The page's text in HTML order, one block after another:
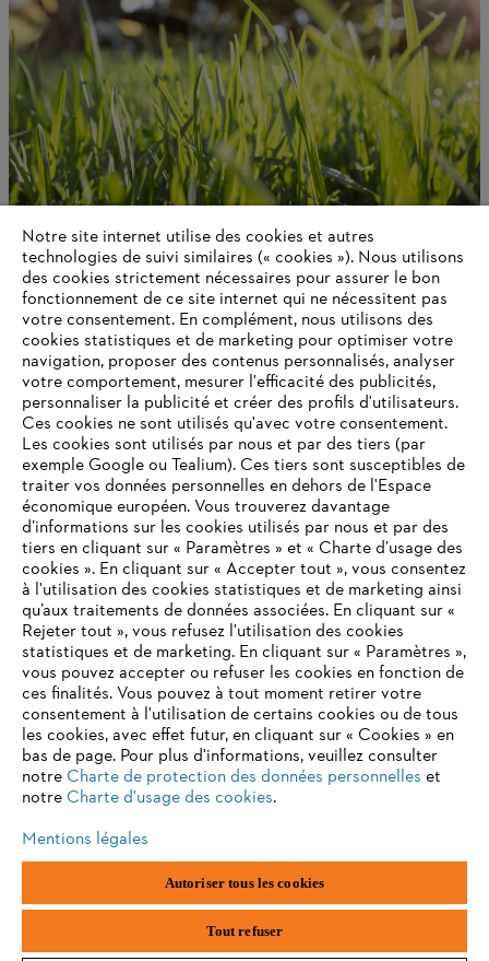
À propos de STIHL
Informations pour les fournisseurs
Produits
Contact
Carrière
Système d'alerte
Mentions légalesProtection des données
Informations sur les cookies
ANDREAS STIHL NV, Veurtstraat 117, 2870 Puurs-Sint-Amands,
Notre site internet utilise des cookies et autres
technologies de suivi similaires (« cookies »). Nous utilisons
des cookies strictement nécessaires pour assurer le bon
fonctionnement de ce site internet qui ne nécessitent pas
votre consentement. En complément, nous utilisons des
cookies statistiques et de marketing pour optimiser votre
navigation, proposer des contenus personnalisés, analyser
votre comportement, mesurer l'efficacité des publicités,
personnaliser la publicité et créer des profils d'utilisateurs.
Ces cookies ne sont utilisés qu'avec votre consentement.
Les cookies sont utilisés par nous et par des tiers (par
exemple Google ou Tealium). Ces tiers sont susceptibles de
traiter vos données personnelles en dehors de l'Espace
économique européen. Vous trouverez davantage
d’informations sur les cookies utilisés par nous et par des
tiers en cliquant sur « Paramètres » et « Charte d’usage des
cookies ». En cliquant sur « Accepter tout », vous consentez
à l'utilisation des cookies statistiques et de marketing ainsi
qu’aux traitements de données associées. En cliquant sur «
Rejeter tout », vous refusez l'utilisation des cookies
statistiques et de marketing. En cliquant sur « Paramètres »,
vous pouvez accepter ou refuser les cookies en fonction de
ces finalités. Vous pouvez à tout moment retirer votre
consentement à l'utilisation de certains cookies ou de tous
les cookies, avec effet futur, en cliquant sur « Cookies » en
bas de page. Pour plus d'informations, veuillez consulter
notre Charte de protection des données personnelles et
notre Charte d'usage des cookies.
Mentions légales
Autoriser tous les cookies
Tout refuser